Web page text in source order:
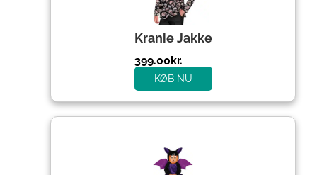
Kranie Jakke
399.00kr.
KØB NU